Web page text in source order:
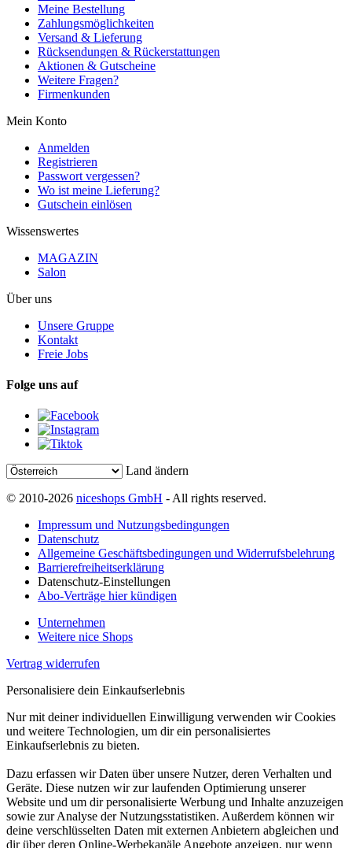
Meine Bestellung
Zahlungsmöglichkeiten
Versand & Lieferung
Rücksendungen & Rückerstattungen
Aktionen & Gutscheine
Weitere Fragen?
Firmenkunden
Mein Konto
Anmelden
Registrieren
Passwort vergessen?
Wo ist meine Lieferung?
Gutschein einlösen
Wissenswertes
MAGAZIN
Salon
Über uns
Unsere Gruppe
Kontakt
Freie Jobs
Folge uns auf
Land ändern
© 2010-2026 niceshops GmbH - All rights reserved.
Impressum und Nutzungsbedingungen
Datenschutz
Allgemeine Geschäftsbedingungen und Widerrufsbelehrung
Barrierefreiheitserklärung
Datenschutz-Einstellungen
Abo-Verträge hier kündigen
Unternehmen
Weitere nice Shops
Vertrag widerrufen
Personalisiere dein Einkaufserlebnis
Nur mit deiner individuellen Einwilligung verwenden wir Cookies
und weitere Technologien, um dir ein personalisiertes
Einkaufserlebnis zu bieten.
Dazu erfassen wir Daten über unsere Nutzer, deren Verhalten und
Geräte. Diese nutzen wir zur laufenden Optimierung unserer
Website und um dir personalisierte Werbung und Inhalte anzuzeigen
sowie zur Analyse der Nutzungsstatistiken. Außerdem können wir
deine verschlüsselten Daten mit externen Anbietern abgleichen und
dir über deren Online-Werbekanäle Angebote anzeigen, nur wenn